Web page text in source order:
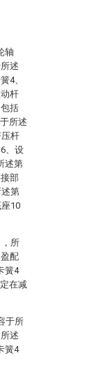
轴
述
4、
杆
括
所述
杆
、设
述第
部
第
10
所
配
簧4
在减
于所
述
簧4